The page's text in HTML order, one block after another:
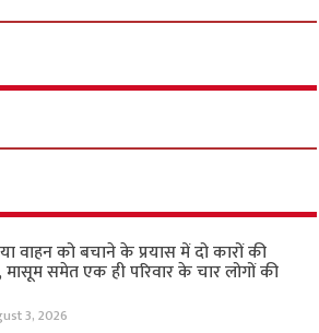
वाहन को बचाने के प्रयास में दो कारों की
मासूम समेत एक ही परिवार के चार लोगों की
3, 2026